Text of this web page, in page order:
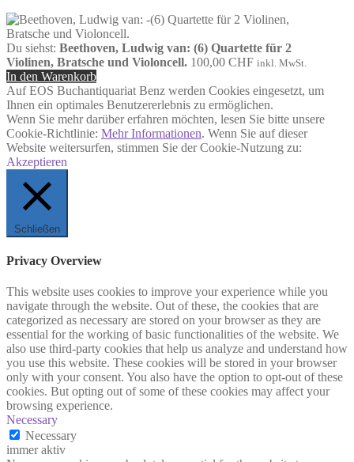
Du siehst: Beethoven, Ludwig van: (6) Quartette für 2
Violinen, Bratsche und Violoncell. 100,00 CHF inkl. MwSt.
In den Warenkorb
Auf EOS Buchantiquariat Benz werden Cookies eingesetzt, um
Ihnen ein optimales Benutzererlebnis zu ermöglichen.
Wenn Sie mehr darüber erfahren möchten, lesen Sie bitte unsere
Cookie-Richtlinie: Mehr Informationen. Wenn Sie auf dieser
Website weitersurfen, stimmen Sie der Cookie-Nutzung zu:
Akzeptieren
Schließen
Privacy Overview
This website uses cookies to improve your experience while you
navigate through the website. Out of these, the cookies that are
categorized as necessary are stored on your browser as they are
essential for the working of basic functionalities of the website. We
also use third-party cookies that help us analyze and understand how
you use this website. These cookies will be stored in your browser
only with your consent. You also have the option to opt-out of these
cookies. But opting out of some of these cookies may affect your
browsing experience.
Necessary
Necessary
immer aktiv